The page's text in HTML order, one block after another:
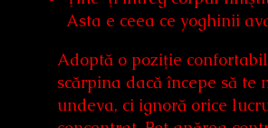
Asta e ceea ce yoghinii
Adoptă o poziţie
scărpina dacă începe să te
undeva, ci ignoră orice